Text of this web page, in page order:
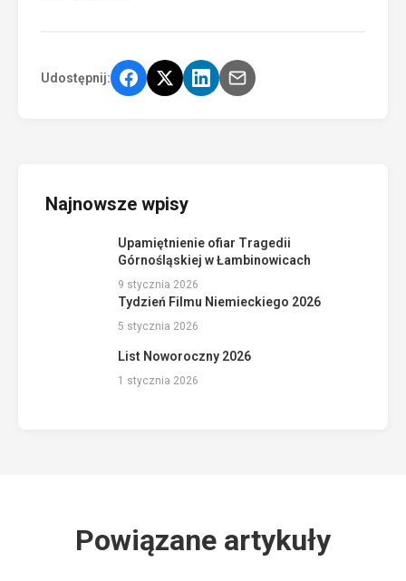
Udostępnij:
Najnowsze wpisy
Upamiętnienie ofiar Tragedii
Górnośląskiej w Łambinowicach
9 stycznia 2026
Tydzień Filmu Niemieckiego 2026
5 stycznia 2026
List Noworoczny 2026
1 stycznia 2026
Powiązane artykuły